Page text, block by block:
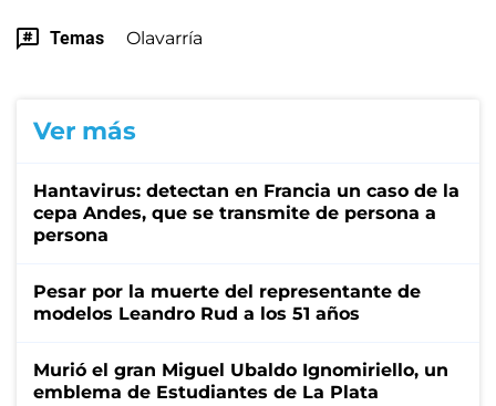
Temas Olavarría
Ver más
Hantavirus: detectan en Francia un caso de la
cepa Andes, que se transmite de persona a
persona
Pesar por la muerte del representante de
modelos Leandro Rud a los 51 años
Murió el gran Miguel Ubaldo Ignomiriello, un
emblema de Estudiantes de La Plata